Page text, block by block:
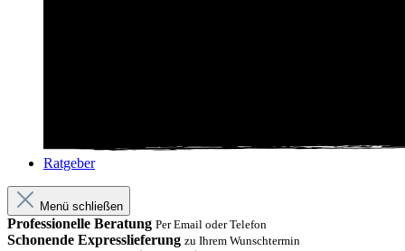
Ratgeber
Menü schließen
Professionelle Beratung Per Email oder Telefon
Schonende Expresslieferung zu Ihrem Wunschtermin